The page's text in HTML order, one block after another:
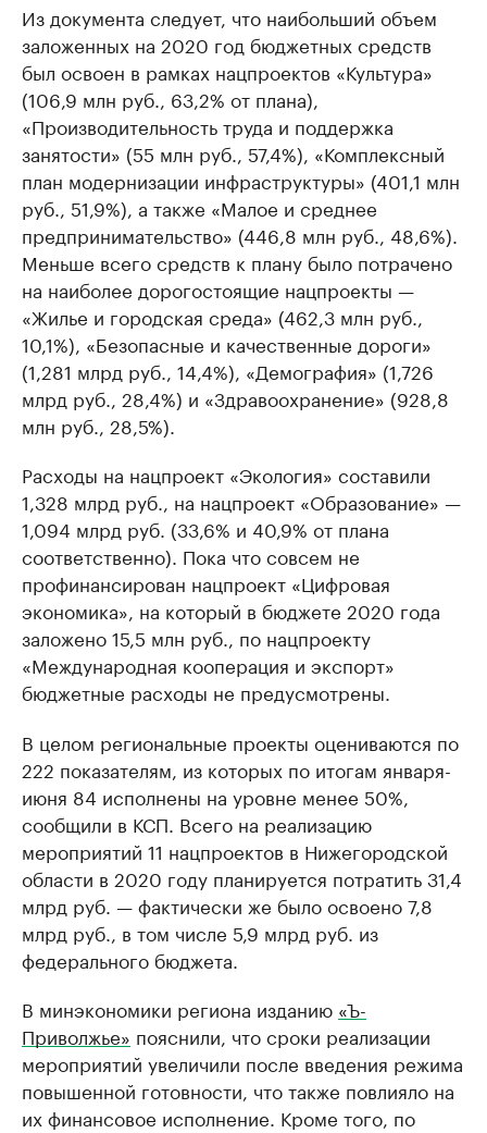
Из документа следует, что наибольший объем
заложенных на 2020 год бюджетных средств
был освоен в рамках нацпроектов «Культура»
(106,9 млн руб., 63,2% от плана),
«Производительность труда и поддержка
занятости» (55 млн руб., 57,4%), «Комплексный
план модернизации инфраструктуры» (401,1 млн
руб., 51,9%), а также «Малое и среднее
предпринимательство» (446,8 млн руб., 48,6%).
Меньше всего средств к плану было потрачено
на наиболее дорогостоящие нацпроекты —
«Жилье и городская среда» (462,3 млн руб.,
10,1%), «Безопасные и качественные дороги»
(1,281 млрд руб., 14,4%), «Демография» (1,726
млрд руб., 28,4%) и «Здравоохранение» (928,8
млн руб., 28,5%).
Расходы на нацпроект «Экология» составили
1,328 млрд руб., на нацпроект «Образование» —
1,094 млрд руб. (33,6% и 40,9% от плана
соответственно). Пока что совсем не
профинансирован нацпроект «Цифровая
экономика», на который в бюджете 2020 года
заложено 15,5 млн руб., по нацпроекту
«Международная кооперация и экспорт»
бюджетные расходы не предусмотрены.
В целом региональные проекты оцениваются по
222 показателям, из которых по итогам января-
июня 84 исполнены на уровне менее 50%,
сообщили в КСП. Всего на реализацию
мероприятий 11 нацпроектов в Нижегородской
области в 2020 году планируется потратить 31,4
млрд руб. — фактически же было освоено 7,8
млрд руб., в том числе 5,9 млрд руб. из
федерального бюджета.
В минэкономики региона изданию «Ъ-
Приволжье» пояснили, что сроки реализации
мероприятий увеличили после введения режима
повышенной готовности, что также повлияло на
их финансовое исполнение. Кроме того, по